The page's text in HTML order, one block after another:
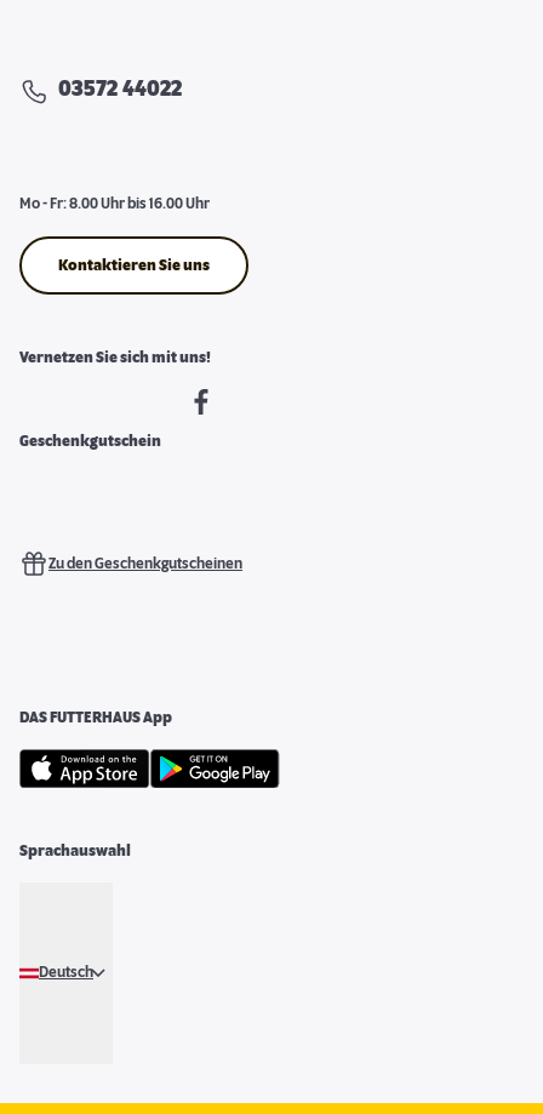
03572 44022
Mo - Fr: 8.00 Uhr bis 16.00 Uhr
Kontaktieren Sie uns
Vernetzen Sie sich mit uns!
Geschenkgutschein
Zu den Geschenkgutscheinen
DAS FUTTERHAUS App
Sprachauswahl
Deutsch